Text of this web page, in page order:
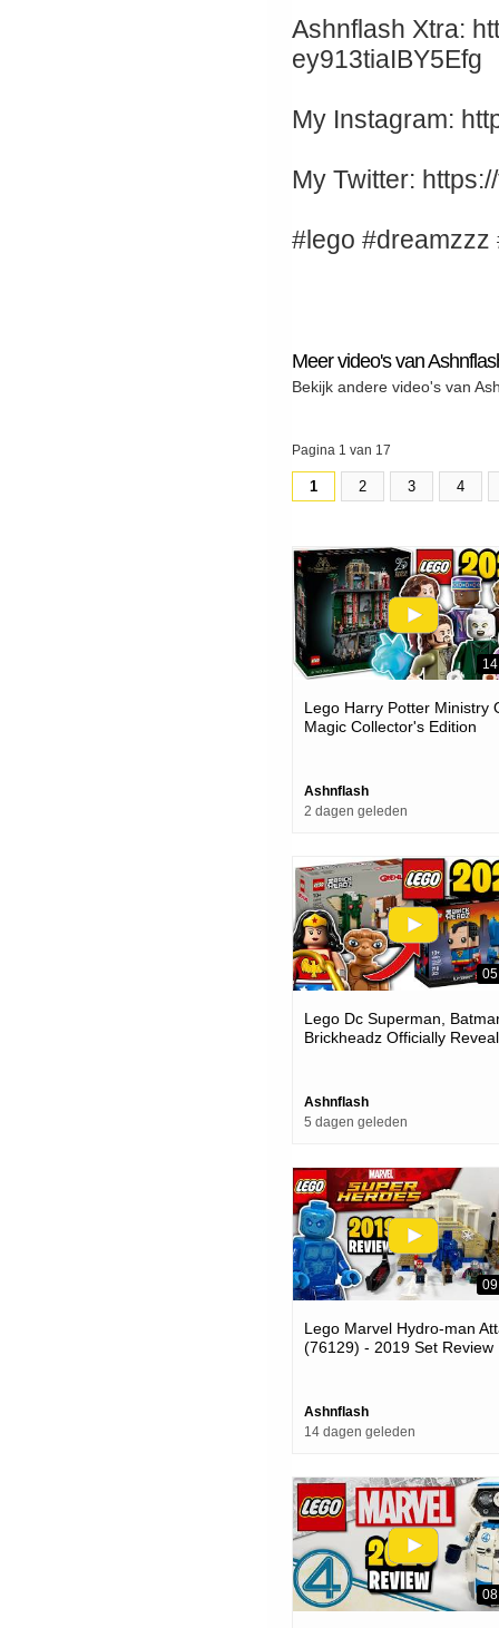
Ashnflash Xtra:
ey913tiaIBY5Efg
My Instagram:
My Twitter:
#lego
Meer video's van
Bekijk andere video's van
Pagina 1 van 17
1 2 3 4
Lego Harry Potter Ministry
Magic Collector's Edition
Ashnflash
2 dagen geleden
Lego Dc Superman,
Brickheadz Officially
Ashnflash
5 dagen geleden
Lego Marvel Hydro-man
(76129) - 2019 Set Review
Ashnflash
14 dagen geleden